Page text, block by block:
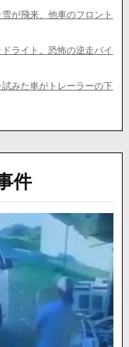
が飛来、他車のフロント
ライト。恐怖の逆走バイ
試みた車がトレーラーの下
件